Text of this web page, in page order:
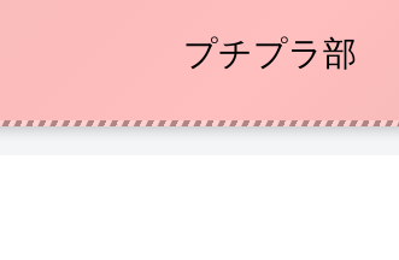
プチプラ部